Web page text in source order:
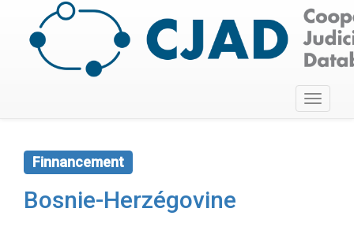
Toggle
Finnancement
Bosnie-Herzégovine